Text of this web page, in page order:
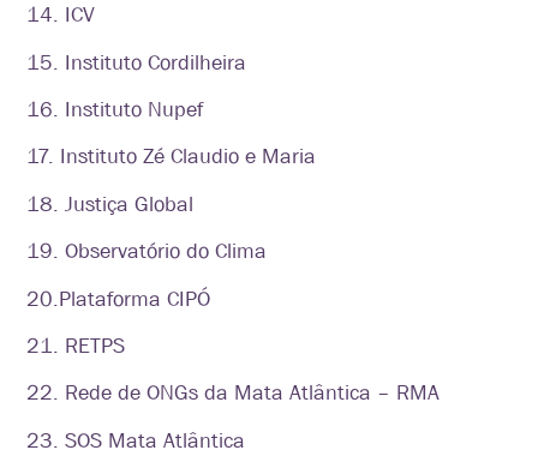
14. ICV
15. Instituto Cordilheira
16. Instituto Nupef
17. Instituto Zé Claudio e Maria
18. Justiça Global
19. Observatório do Clima
20.Plataforma CIPÓ
21. RETPS
22. Rede de ONGs da Mata Atlântica – RMA
23. SOS Mata Atlântica